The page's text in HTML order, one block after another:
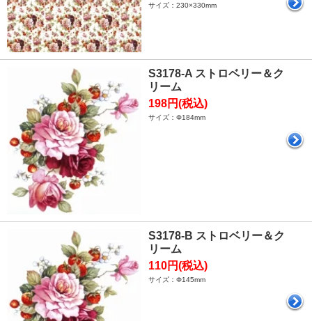
サイズ：230×330mm
S3178-A ストロベリー＆ク
リーム
198円(税込)
サイズ：Φ184mm
S3178-B ストロベリー＆ク
リーム
110円(税込)
サイズ：Φ145mm